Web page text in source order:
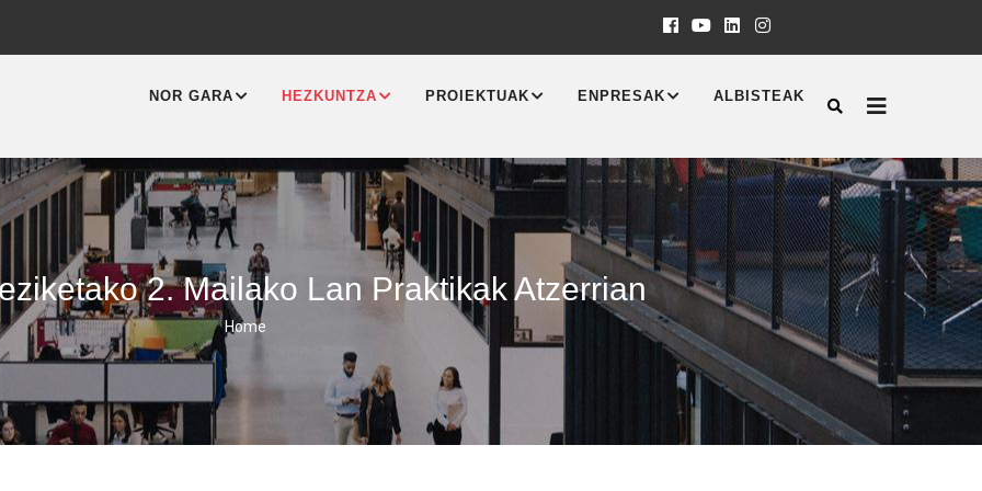
NAVIGATION
NOR GARA HEZKUNTZA PROIEKTUAK ENPRESAK ALBISTEAK
2. Mailako Lan Praktikak Atzerrian
Breadcrumb
Home